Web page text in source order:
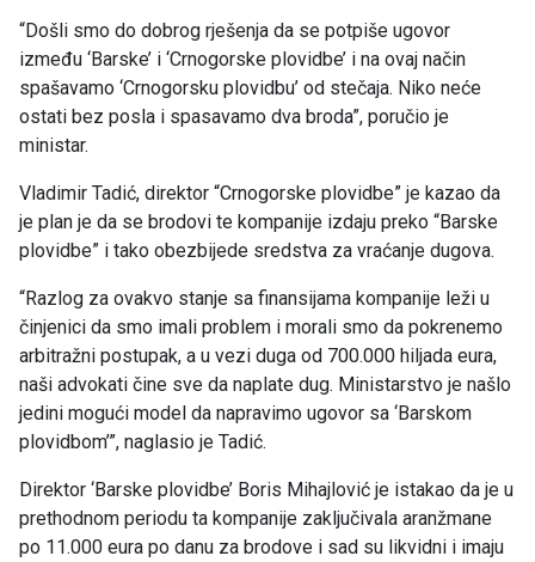
“Došli smo do dobrog rješenja da se potpiše ugovor
između ‘Barske’ i ‘Crnogorske plovidbe’ i na ovaj način
spašavamo ‘Crnogorsku plovidbu’ od stečaja. Niko neće
ostati bez posla i spasavamo dva broda”, poručio je
ministar.
Vladimir Tadić, direktor “Crnogorske plovidbe” je kazao da
je plan je da se brodovi te kompanije izdaju preko “Barske
plovidbe” i tako obezbijede sredstva za vraćanje dugova.
“Razlog za ovakvo stanje sa finansijama kompanije leži u
činjenici da smo imali problem i morali smo da pokrenemo
arbitražni postupak, a u vezi duga od 700.000 hiljada eura,
naši advokati čine sve da naplate dug. Ministarstvo je našlo
jedini mogući model da napravimo ugovor sa ‘Barskom
plovidbom’”, naglasio je Tadić.
Direktor ‘Barske plovidbe’ Boris Mihajlović je istakao da je u
prethodnom periodu ta kompanije zaključivala aranžmane
po 11.000 eura po danu za brodove i sad su likvidni i imaju